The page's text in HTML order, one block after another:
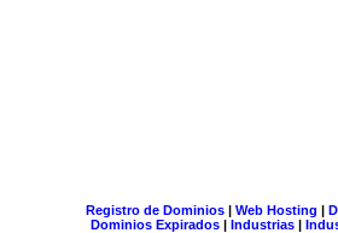
Registro de Dominios| Web Hosting |
Dominios Expirados | Industrias |